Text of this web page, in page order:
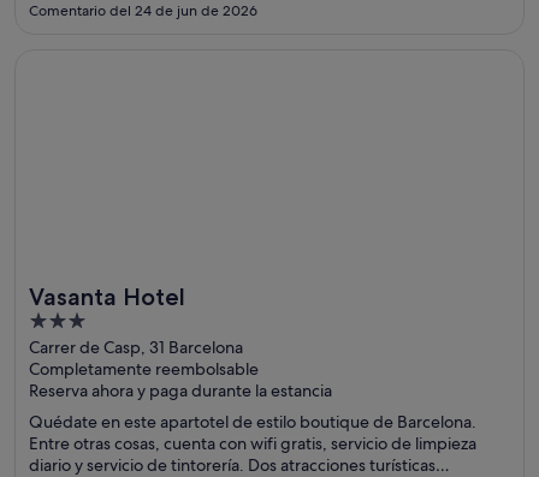
Comentario del 24 de jun de 2026
Vasanta Hotel
3
out
of
5
Carrer de Casp, 31 Barcelona
Completamente reembolsable
Reserva ahora y paga durante la estancia
Quédate en este apartotel de estilo boutique de Barcelona.
Entre otras cosas, cuenta con wifi gratis, servicio de limpieza
diario y servicio de tintorería. Dos atracciones turísticas